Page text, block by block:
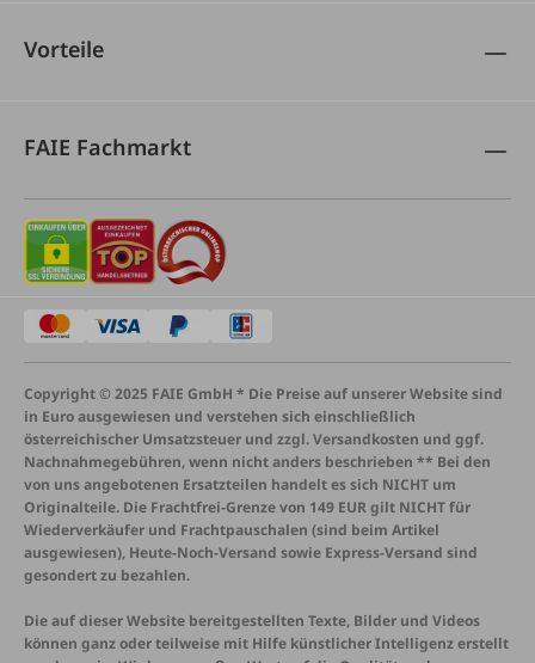
Vorteile
FAIE Fachmarkt
Copyright © 2025 FAIE GmbH * Die Preise auf unserer Website sind
in Euro ausgewiesen und verstehen sich einschließlich
österreichischer Umsatzsteuer und zzgl. Versandkosten und ggf.
Nachnahmegebühren, wenn nicht anders beschrieben ** Bei den
von uns angebotenen Ersatzteilen handelt es sich NICHT um
Originalteile. Die Frachtfrei-Grenze von 149 EUR gilt NICHT für
Wiederverkäufer und Frachtpauschalen (sind beim Artikel
ausgewiesen), Heute-Noch-Versand sowie Express-Versand sind
gesondert zu bezahlen.
Die auf dieser Website bereitgestellten Texte, Bilder und Videos
können ganz oder teilweise mit Hilfe künstlicher Intelligenz erstellt